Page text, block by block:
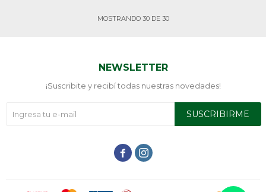
MOSTRANDO 30DE 30
NEWSLETTER
¡Suscribite y recibí todas nuestras novedades!
SUSCRIBIRME
 